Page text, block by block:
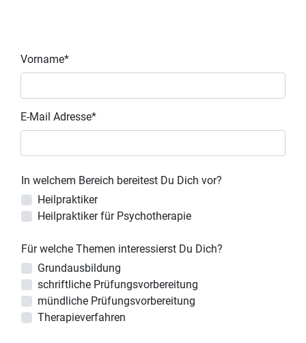
Vorname*
E-Mail Adresse*
In welchem Bereich bereitest Du Dich vor?
Heilpraktiker
Heilpraktiker für Psychotherapie
Für welche Themen interessierst Du Dich?
Grundausbildung
schriftliche Prüfungsvorbereitung
mündliche Prüfungsvorbereitung
Therapieverfahren